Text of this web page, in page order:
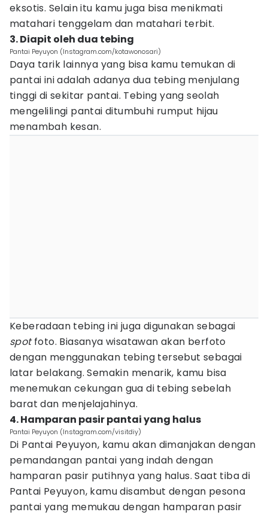
eksotis. Selain itu kamu juga bisa menikmati
matahari tenggelam dan matahari terbit.
3. Diapit oleh dua tebing
Pantai Peyuyon (Instagram.com/kotawonosari)
Daya tarik lainnya yang bisa kamu temukan di
pantai ini adalah adanya dua tebing menjulang
tinggi di sekitar pantai. Tebing yang seolah
mengelilingi pantai ditumbuhi rumput hijau
menambah kesan.
Keberadaan tebing ini juga digunakan sebagai
spotfoto. Biasanya wisatawan akan berfoto
dengan menggunakan tebing tersebut sebagai
latar belakang. Semakin menarik, kamu bisa
menemukan cekungan gua di tebing sebelah
barat dan menjelajahinya.
4. Hamparan pasir pantai yang halus
Pantai Peyuyon (Instagram.com/visitdiy)
Di Pantai Peyuyon, kamu akan dimanjakan dengan
pemandangan pantai yang indah dengan
hamparan pasir putihnya yang halus. Saat tiba di
Pantai Peyuyon, kamu disambut dengan pesona
pantai yang memukau dengan hamparan pasir